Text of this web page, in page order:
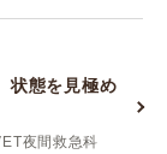
状態を見極め
夜間救急科